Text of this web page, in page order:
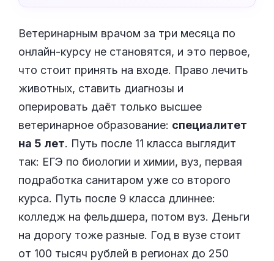
Ветеринарным врачом за три месяца по
онлайн-курсу не становятся, и это первое,
что стоит принять на входе. Право лечить
животных, ставить диагнозы и
оперировать даёт только высшее
ветеринарное образование: специалитет
на 5 лет. Путь после 11 класса выглядит
так: ЕГЭ по биологии и химии, вуз, первая
подработка санитаром уже со второго
курса. Путь после 9 класса длиннее:
колледж на фельдшера, потом вуз. Деньги
на дорогу тоже разные. Год в вузе стоит
от 100 тысяч рублей в регионах до 250